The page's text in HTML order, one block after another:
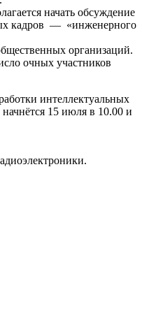
начать обсуждение
кадров — «инженерного
организаций.
очных участников
интеллектуальных
15 июля в 10.00 и